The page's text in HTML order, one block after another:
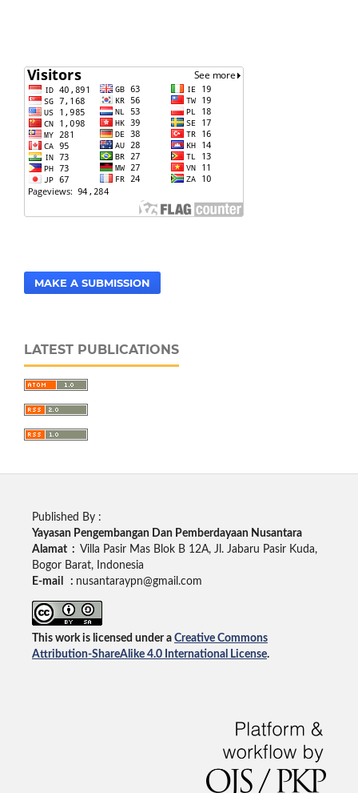
MAKE A SUBMISSION
LATEST PUBLICATIONS
Published By :
Yayasan Pengembangan Dan Pemberdayaan Nusantara
Alamat : Villa Pasir Mas Blok B 12A, Jl. Jabaru Pasir Kuda,
Bogor Barat, Indonesia
E-mail : nusantaraypn@gmail.com
This work is licensed under a Creative Commons
Attribution-ShareAlike 4.0 International License.